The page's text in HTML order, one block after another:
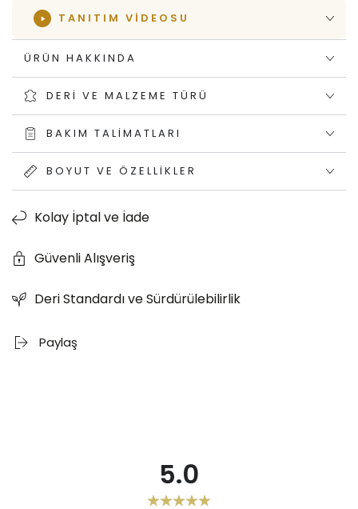
TANITIM VIDEOSU
ÜRÜN HAKKINDA
DERI VE MALZEME TÜRÜ
BAKIM TALIMATLARI
BOYUT VE ÖZELLIKLER
Kolay İptal ve İade
Güvenli Alışveriş
Deri Standardı ve Sürdürülebilirlik
Paylaş
5.0